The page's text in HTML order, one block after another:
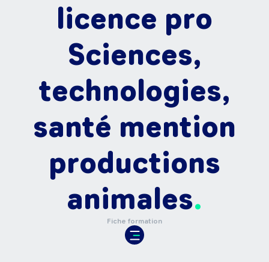
licence pro
Sciences,
technologies,
santé mention
productions
animales
Fiche formation